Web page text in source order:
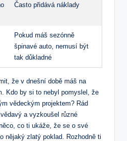
Často přidává náklady
Pokud máš sezónně
špinavé auto, nemusí být
tak důkladné
že v dnešní době máš na
Kdo by si to nebyl pomyslel, že
vědeckým projektem? Rád
a vyzkoušel různé
co ti ukáže, že se o své
nějaký zlatý poklad. Rozhodně ti